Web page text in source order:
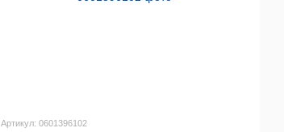
Артикул: 0601396102